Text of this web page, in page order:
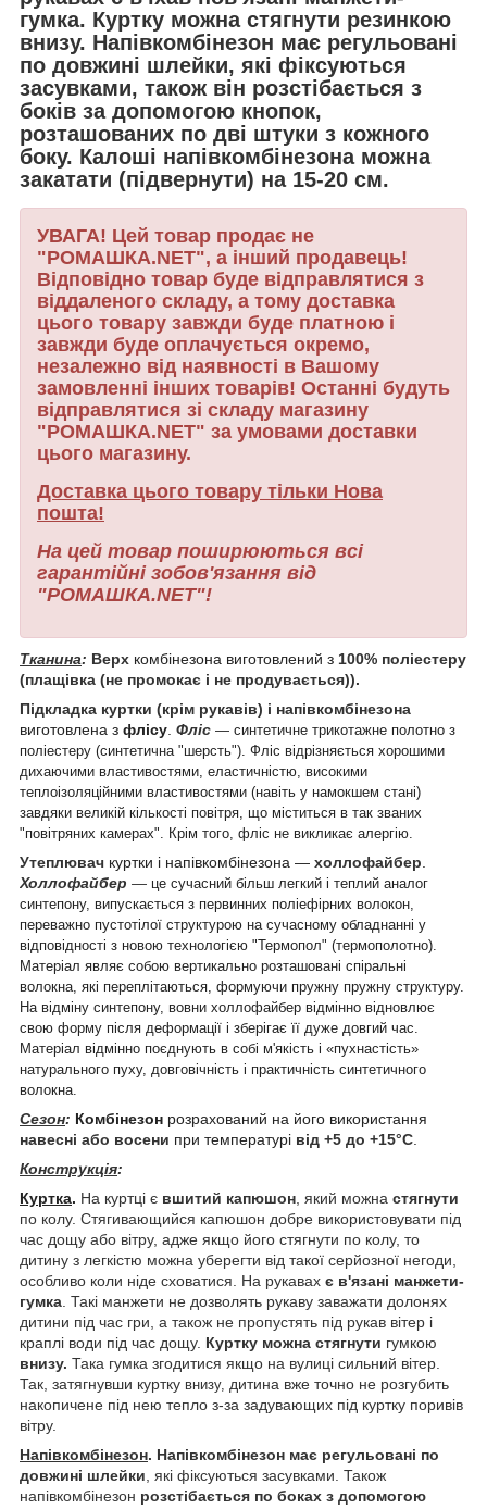
гумка. Куртку можна стягнути резинкою
внизу. Напівкомбінезон має регульовані
по довжині шлейки, які фіксуються
засувками, також він розстібається з
боків за допомогою кнопок,
розташованих по дві штуки з кожного
боку. Калоші напівкомбінезона можна
закатати (підвернути) на 15-20 см.
УВАГА! Цей товар продає не
"РОМАШКА.NET", а інший продавець!
Відповідно товар буде відправлятися з
віддаленого складу, а тому доставка
цього товару завжди буде платною і
завжди буде оплачується окремо,
незалежно від наявності в Вашому
замовленні інших товарів! Останні будуть
відправлятися зі складу магазину
"РОМАШКА.NET" за умовами доставки
цього магазину.
Доставка цього товару тільки Нова
пошта!
На цей товар поширюються всі
гарантійні зобов'язання від
"РОМАШКА.NET"!
Тканина: Верх комбінезона виготовлений з 100% поліестеру
(плащівка (не промокає і не продувається)).
Підкладка куртки (крім рукавів) і напівкомбінезона
виготовлена з флісу Фліс ― синтетичне трикотажне полотно з
поліестеру (синтетична "шерсть"). Фліс відрізняється хорошими
дихаючими властивостями, еластичністю, високими
теплоізоляційними властивостями (навіть у намокшем стані)
завдяки великій кількості повітря, що міститься в так званих
"повітряних камерах". Крім того, фліс не викликає алергію.
Утеплювач куртки і напівкомбінезона ― холлофайбер
Холлофайбер ― це сучасний більш легкий і теплий аналог
синтепону, випускається з первинних поліефірних волокон,
переважно пустотілої структурою на сучасному обладнанні у
відповідності з новою технологією "Термопол" (термополотно).
Матеріал являє собою вертикально розташовані спіральні
волокна, які переплітаються, формуючи пружну пружну структуру.
На відміну синтепону, вовни холлофайбер відмінно відновлює
свою форму після деформації і зберігає її дуже довгий час.
Матеріал відмінно поєднують в собі м'якість і «пухнастість»
натурального пуху, довговічність і практичність синтетичного
волокна.
Сезон: Комбінезон розрахований на його використання
навесні або восени при температурі від +5 до +15°С
Конструкція:
Куртка. На куртці є вшитий капюшон , який можна стягнути
по колу. Стягивающийся капюшон добре використовувати під
час дощу або вітру, адже якщо його стягнути по колу, то
дитину з легкістю можна уберегти від такої серйозної негоди,
особливо коли ніде сховатися. На рукавах є в'язані манжети-
гумка . Такі манжети не дозволять рукаву заважати долонях
дитини під час гри, а також не пропустять під рукав вітер і
краплі води під час дощу. Куртку можна стягнути гумкою
внизу. Така гумка згодитися якщо на вулиці сильний вітер.
Так, затягнувши куртку внизу, дитина вже точно не розгубить
накопичене під нею тепло з-за задувающих під куртку поривів
вітру.
Напівкомбінезон. Напівкомбінезон має регульовані по
довжині шлейки , які фіксуються засувками. Також
напівкомбінезон розстібається по боках з допомогою